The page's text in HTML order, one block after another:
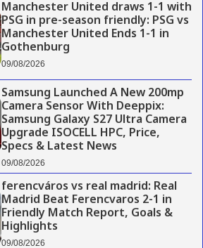
Manchester United draws 1-1 with
PSG in pre-season friendly: PSG vs
Manchester United Ends 1-1 in
Gothenburg
09/08/2026
Samsung Launched A New 200mp
Camera Sensor With Deeppix:
Samsung Galaxy S27 Ultra Camera
Upgrade ISOCELL HPC, Price,
Specs & Latest News
09/08/2026
ferencváros vs real madrid: Real
Madrid Beat Ferencvaros 2-1 in
Friendly Match Report, Goals &
Highlights
09/08/2026